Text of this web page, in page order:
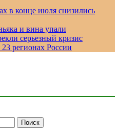
в конце июля снизились
и вина упали
серьезный кризис
регионах России